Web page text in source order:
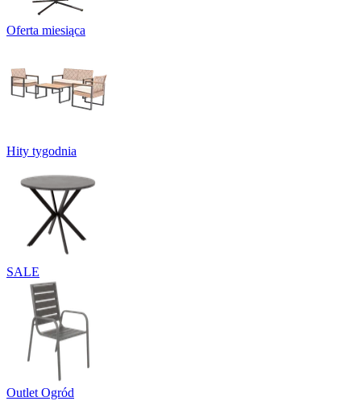
Oferta miesiąca
Hity tygodnia
SALE
Outlet Ogród